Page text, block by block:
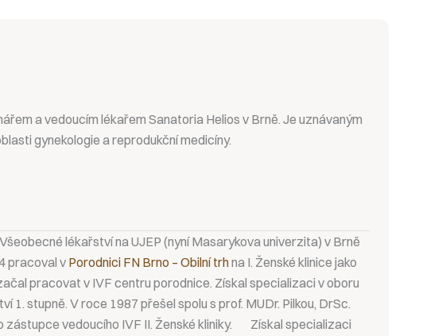
a vedoucím lékařem Sanatoria Helios v Brně. Je uznávaným
gynekologie a reprodukční medicíny.
lékařství na UJEP (nyní Masarykova univerzita) v Brně
pracoval vPorodnici FN Brno – Obilní trhna I. Ženské klinice jako
pracovat v IVF centru porodnice. Získal specializaci v oboru
1. stupně. V roce 1987 přešel spolu s prof. MUDr. Pilkou, DrSc.
zástupce vedoucího IVF II. Ženské kliniky. Získal specializaci